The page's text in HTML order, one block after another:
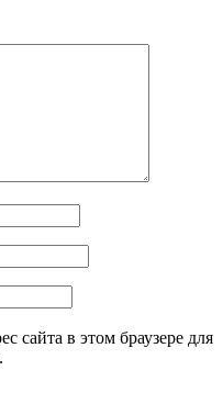
сайта в этом браузере для